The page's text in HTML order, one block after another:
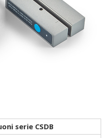
serie CSDB